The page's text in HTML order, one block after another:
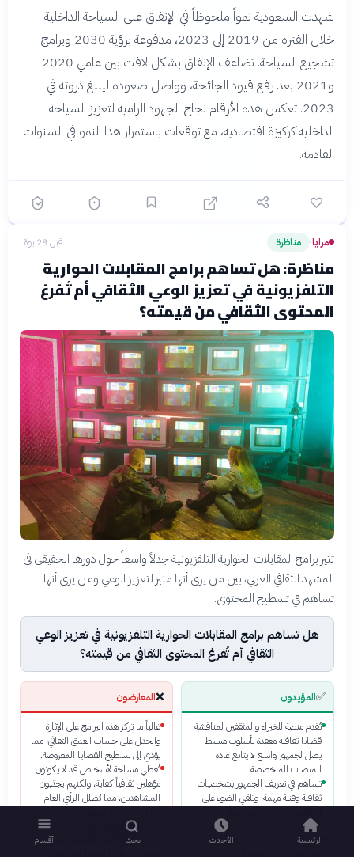
شهدت السعودية نمواً ملحوظاً في الإنفاق على السياحة الداخلية
خلال الفترة من 2019 إلى 2023، مدفوعة برؤية 2030 وبرامج
تشجيع السياحة. تضاعف الإنفاق بشكل لافت بين عامي 2020
و2021 بعد رفع قيود الجائحة، وواصل صعوده ليبلغ ذروته في
2023. تعكس هذه الأرقام نجاح الجهود الرامية لتعزيز السياحة
الداخلية كركيزة اقتصادية، مع توقعات باستمرار هذا النمو في السنوات
القادمة.
مرايا› مناظرة قبل 28 يومًا
مناظرة: هل تساهم برامج المقابلات الحوارية
التلفزيونية في تعزيز الوعي الثقافي أم تُفرغ
المحتوى الثقافي من قيمته؟
تثير برامج المقابلات الحوارية التلفزيونية جدلاً واسعاً حول دورها الحقيقي في
المشهد الثقافي العربي، بين من يرى أنها منبر لتعزيز الوعي ومن يرى أنها
تساهم في تسطيح المحتوى.
هل تساهم برامج المقابلات الحوارية التلفزيونية في تعزيز الوعي
الثقافي أم تُفرغ المحتوى الثقافي من قيمته؟
✅المؤيدون
تُقدم منصة للخبراء والمثقفين لمناقشة
قضايا ثقافية معقدة بأسلوب مبسط
يصل لجمهور واسع لا يتابع عادة
المنصات المتخصصة.
تساهم في تعريف الجمهور بشخصيات
ثقافية وفنية مهمة، وتلقي الضوء على
بالثقافة.
تفتح المجال للحوار والنقاش حول
❌المعارضون
غالباً ما تركز هذه البرامج على الإثارة
والجدل على حساب العمق الثقافي، مما
يؤدي إلى تسطيح القضايا المعروضة.
تُعطي مساحة لأشخاص قد لا يكونون
مؤهلين ثقافياً كفاية، ولكنهم يجذبون
المشاهدين، مما يُضلل الرأي العام
ضيق الوقت المخصص للحوار يمنع
التعمق في أي قضية ثقافية، ويجعل
الرئيسية الأحدث بحث أقسام